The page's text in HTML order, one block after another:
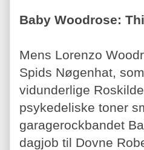
Baby Woodrose:
Mens Lorenzo
Spids Nøgenhat,
vidunderlige
psykedeliske toner
garagerockbandet
dagjob til Dovne